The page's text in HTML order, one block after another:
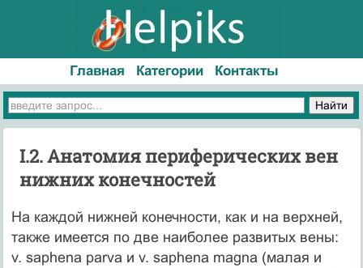
Главная Категории Контакты
I.2. Анатомия периферических вен
нижних конечностей
На каждой нижней конечности, как и на верхней,
также имеется по две наиболее развитых вены:
v. saphena parva и v. saphena magna (малая и